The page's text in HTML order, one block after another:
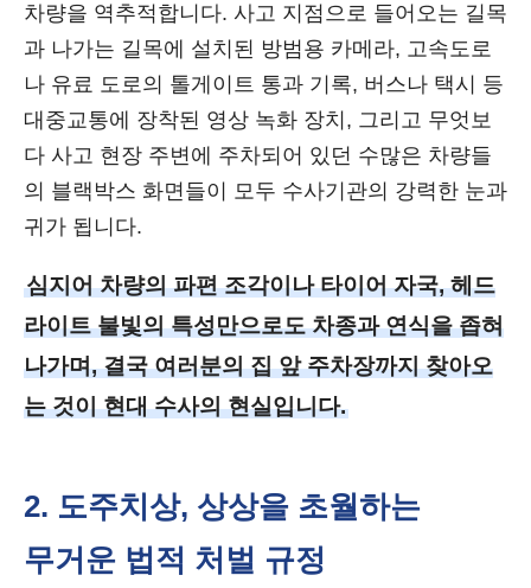
차량을 역추적합니다. 사고 지점으로 들어오는 길목
과 나가는 길목에 설치된 방범용 카메라, 고속도로
나 유료 도로의 톨게이트 통과 기록, 버스나 택시 등
대중교통에 장착된 영상 녹화 장치, 그리고 무엇보
다 사고 현장 주변에 주차되어 있던 수많은 차량들
의 블랙박스 화면들이 모두 수사기관의 강력한 눈과
귀가 됩니다.
심지어 차량의 파편 조각이나 타이어 자국, 헤드
라이트 불빛의 특성만으로도 차종과 연식을 좁혀
나가며, 결국 여러분의 집 앞 주차장까지 찾아오
는 것이 현대 수사의 현실입니다.
2. 도주치상, 상상을 초월하는
무거운 법적 처벌 규정